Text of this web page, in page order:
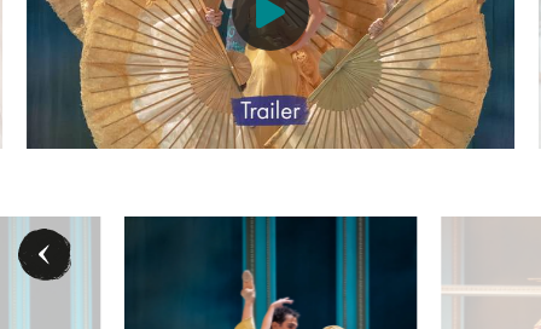
- © Ashley Taylor / Wiener Staatsballett